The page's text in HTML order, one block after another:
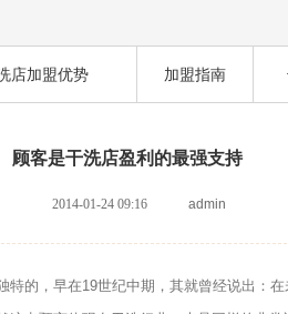
店加盟优势 加盟指南
顾客是干洗店盈利的最强支持
2014-01-24 09:16 admin
，早在19世纪中期，其就曾经说出：在